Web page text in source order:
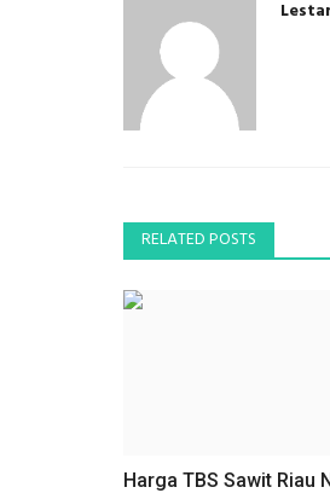
RELATED POSTS
Harga TBS Sawit Riau